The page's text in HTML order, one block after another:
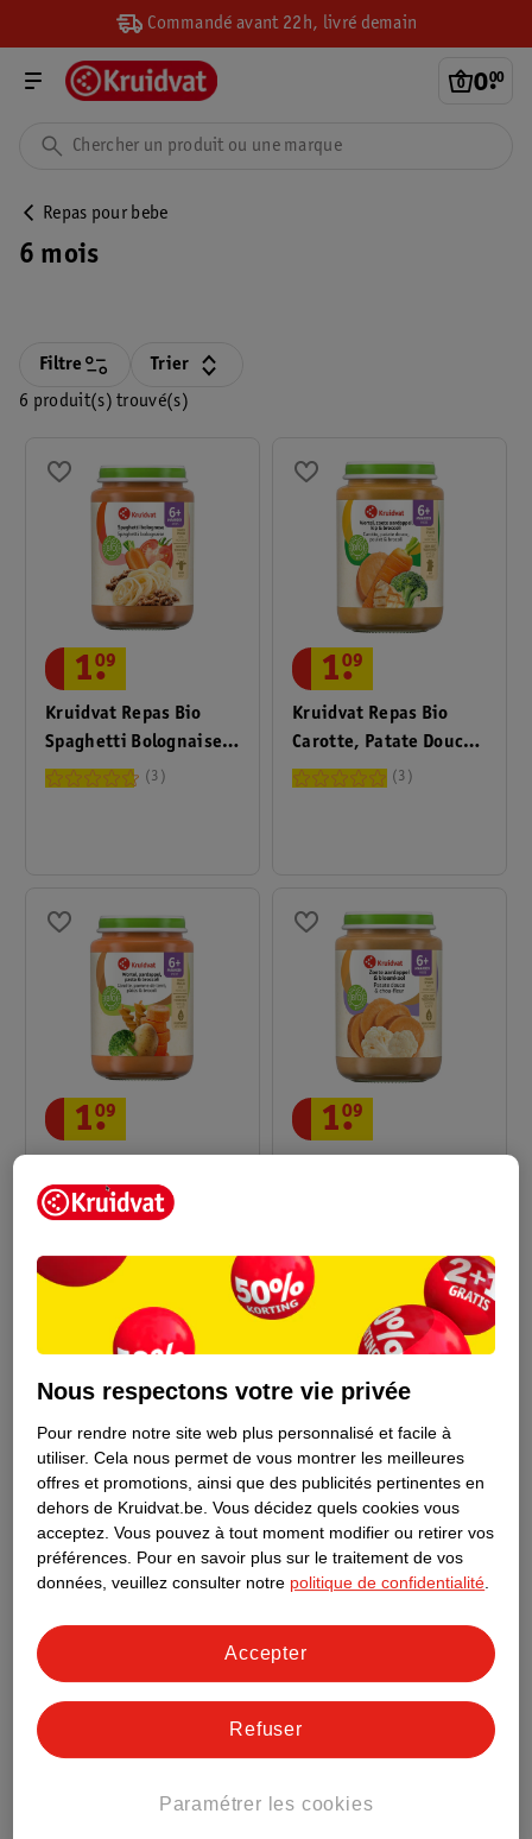
Commandé avant 22h, livré demain
0.
00
Repas pour bebe
6 mois
6 produit(s) trouvé(s)
Filtre Trier
Kruidvat Repas Bio
Spaghetti Bolognaise
6+M
1.
09
3
Kruidvat Repas Bio
Carotte, Patate Douce,
Poulet & Brocoli 6+M
1.
09
3
Carotte, Pomme De
Terre, Pâtes & Brocoli
1.
09 1.
09
12 x 200g
17.
88
14
17.
88
11
Nous respectons votre vie privée
Pour rendre notre site web plus personnalisé et facile à
utiliser. Cela nous permet de vous montrer les meilleures
offres et promotions, ainsi que des publicités pertinentes en
dehors de Kruidvat.be. Vous décidez quels cookies vous
acceptez. Vous pouvez à tout moment modifier ou retirer vos
préférences. Pour en savoir plus sur le traitement de vos
données, veuillez consulter notre politique de confidentialité.
Paramétrer les cookies
Refuser
Accepter